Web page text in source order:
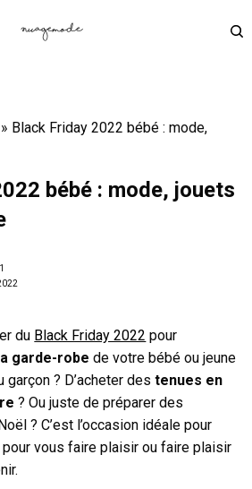
» Black Friday 2022 bébé : mode,
bébé : mode, jouets
du Black Friday 2022 pour
garde-robe de votre bébé ou jeune
garçon ? D’acheter destenues en
? Ou juste de préparer des
? C’est l’occasion idéale pour
vous faire plaisir ou faire plaisir